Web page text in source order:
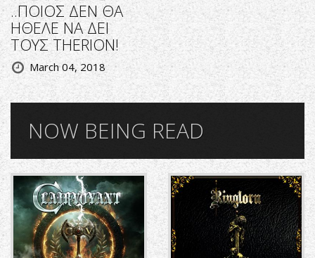
..ΠΟΙΟΣ ΔΕΝ ΘΑ
ΗΘΕΛΕ ΝΑ ΔΕΙ
ΤΟΥΣ THERION!
March 04, 2018
NOW BEING READ